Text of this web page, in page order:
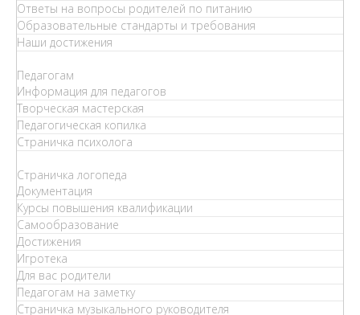
Ответы на вопросы родителей по питанию
Образовательные стандарты и требования
Наши достижения
Педагогам
Информация для педагогов
Творческая мастерская
Педагогическая копилка
Страничка психолога
Страничка логопеда
Документация
Курсы повышения квалификации
Самообразование
Достижения
Игротека
Для вас родители
Педагогам на заметку
Страничка музыкального руководителя